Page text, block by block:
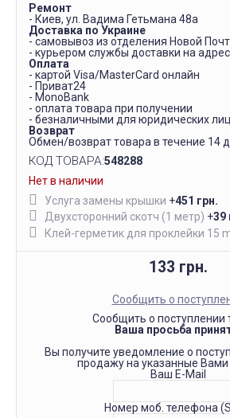
Ремонт
- Киев, ул. Вадима Гетьмана 48а
Доставка по Украине
- самовывоз из отделения Новой
- курьером службы доставки на адрес
Оплата
- картой Visa/MasterCard онлайн
- Приват24
- MonoBank
- оплата товара при получении
- безналичными для юридических лиц
Возврат
Обмен/возврат товара в течение 14
КОД ТОВАРА:548288
Нет в наличии
Услуга замены крышки +451 грн.
Двухсторонний скотч (1 метр) +39
Клей-герметик для проклейки 15
133 грн.
Сообщить о
Сообщить о поступлении
Ваша просьба
Вы получите уведомление о
продажу на указанные Вами
Ваш E-Mail
Номер моб. телефона